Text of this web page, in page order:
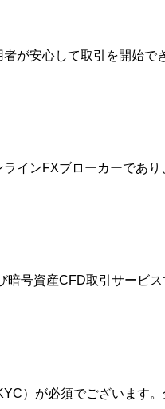
が安心して取引を開始
インFXブローカーであ
号資産CFD取引サービ
）が必須でございます